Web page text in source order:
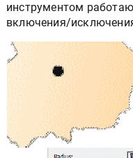
инструментом
включения/